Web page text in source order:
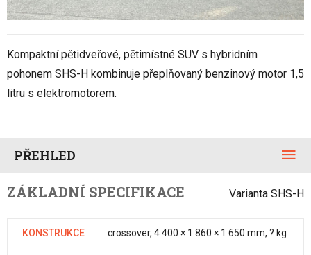
Kompaktní pětidveřové, pětimístné SUV s hybridním
pohonem SHS-H kombinuje přeplňovaný benzinový motor 1,5
litru s elektromotorem.
PŘEHLED
ZÁKLADNÍ SPECIFIKACE Varianta SHS-H
KONSTRUKCE crossover, 4 400 × 1 860 × 1 650 mm, ? kg